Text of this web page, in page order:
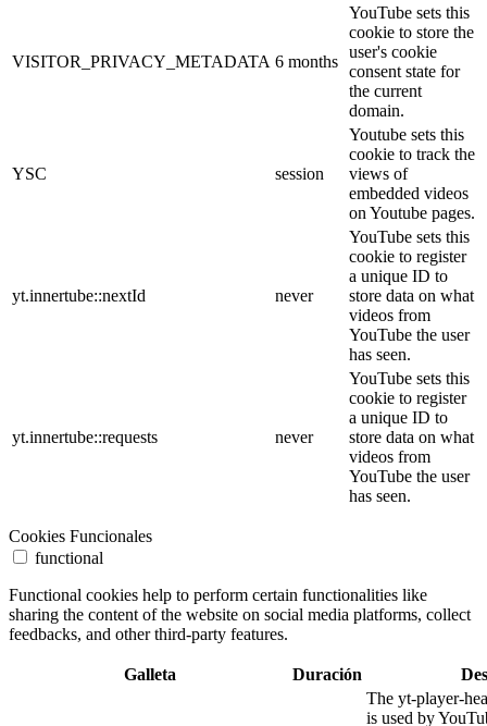
VISITOR_PRIVACY_METADATA 6 months
YouTube sets this
cookie to store the
user's cookie
consent state for
the current
domain.
YSC session
Youtube sets this
cookie to track the
views of
embedded videos
on Youtube pages.
yt.innertube::nextId never
YouTube sets this
cookie to register
a unique ID to
store data on what
videos from
YouTube the user
has seen.
yt.innertube::requests never
YouTube sets this
cookie to register
a unique ID to
store data on what
videos from
YouTube the user
has seen.
Cookies Funcionales
functional
Functional cookies help to perform certain functionalities like
sharing the content of the website on social media platforms, collect
feedbacks, and other third-party features.
Galleta Duración
The yt-player-
is used by